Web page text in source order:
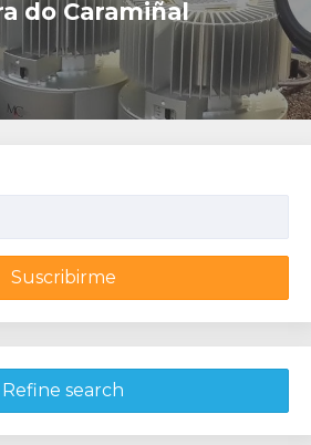
do Caramiñal
Suscribirme
Refine search